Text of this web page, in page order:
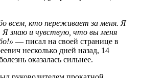
всем, кто переживает за меня. Я
Я знаю и чувствую, что вы меня
— писал на своей странице в
несколько дней назад, 14
оказалась сильнее.